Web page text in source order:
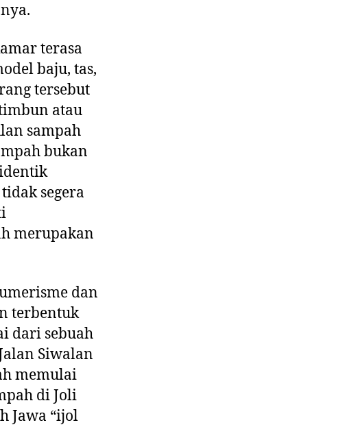
terasa
baju, tas,
tersebut
atau
sampah
bukan
segera
merupakan
dan
terbentuk
dari sebuah
Siwalan
memulai
di Joli
Jawa “ijol